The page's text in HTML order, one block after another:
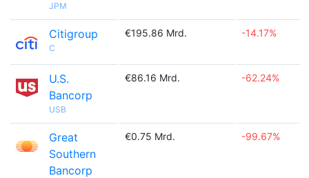
JPM
Citigroup
C
€195.86 Mrd. -14.17%
U.S.
Bancorp
USB
€86.16 Mrd. -62.24%
Great
Southern
Bancorp
€0.75 Mrd. -99.67%